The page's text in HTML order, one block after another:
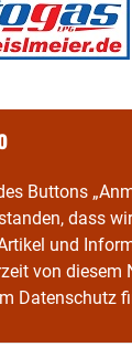
Buttons
dass
und
von diesem
Datenschutz